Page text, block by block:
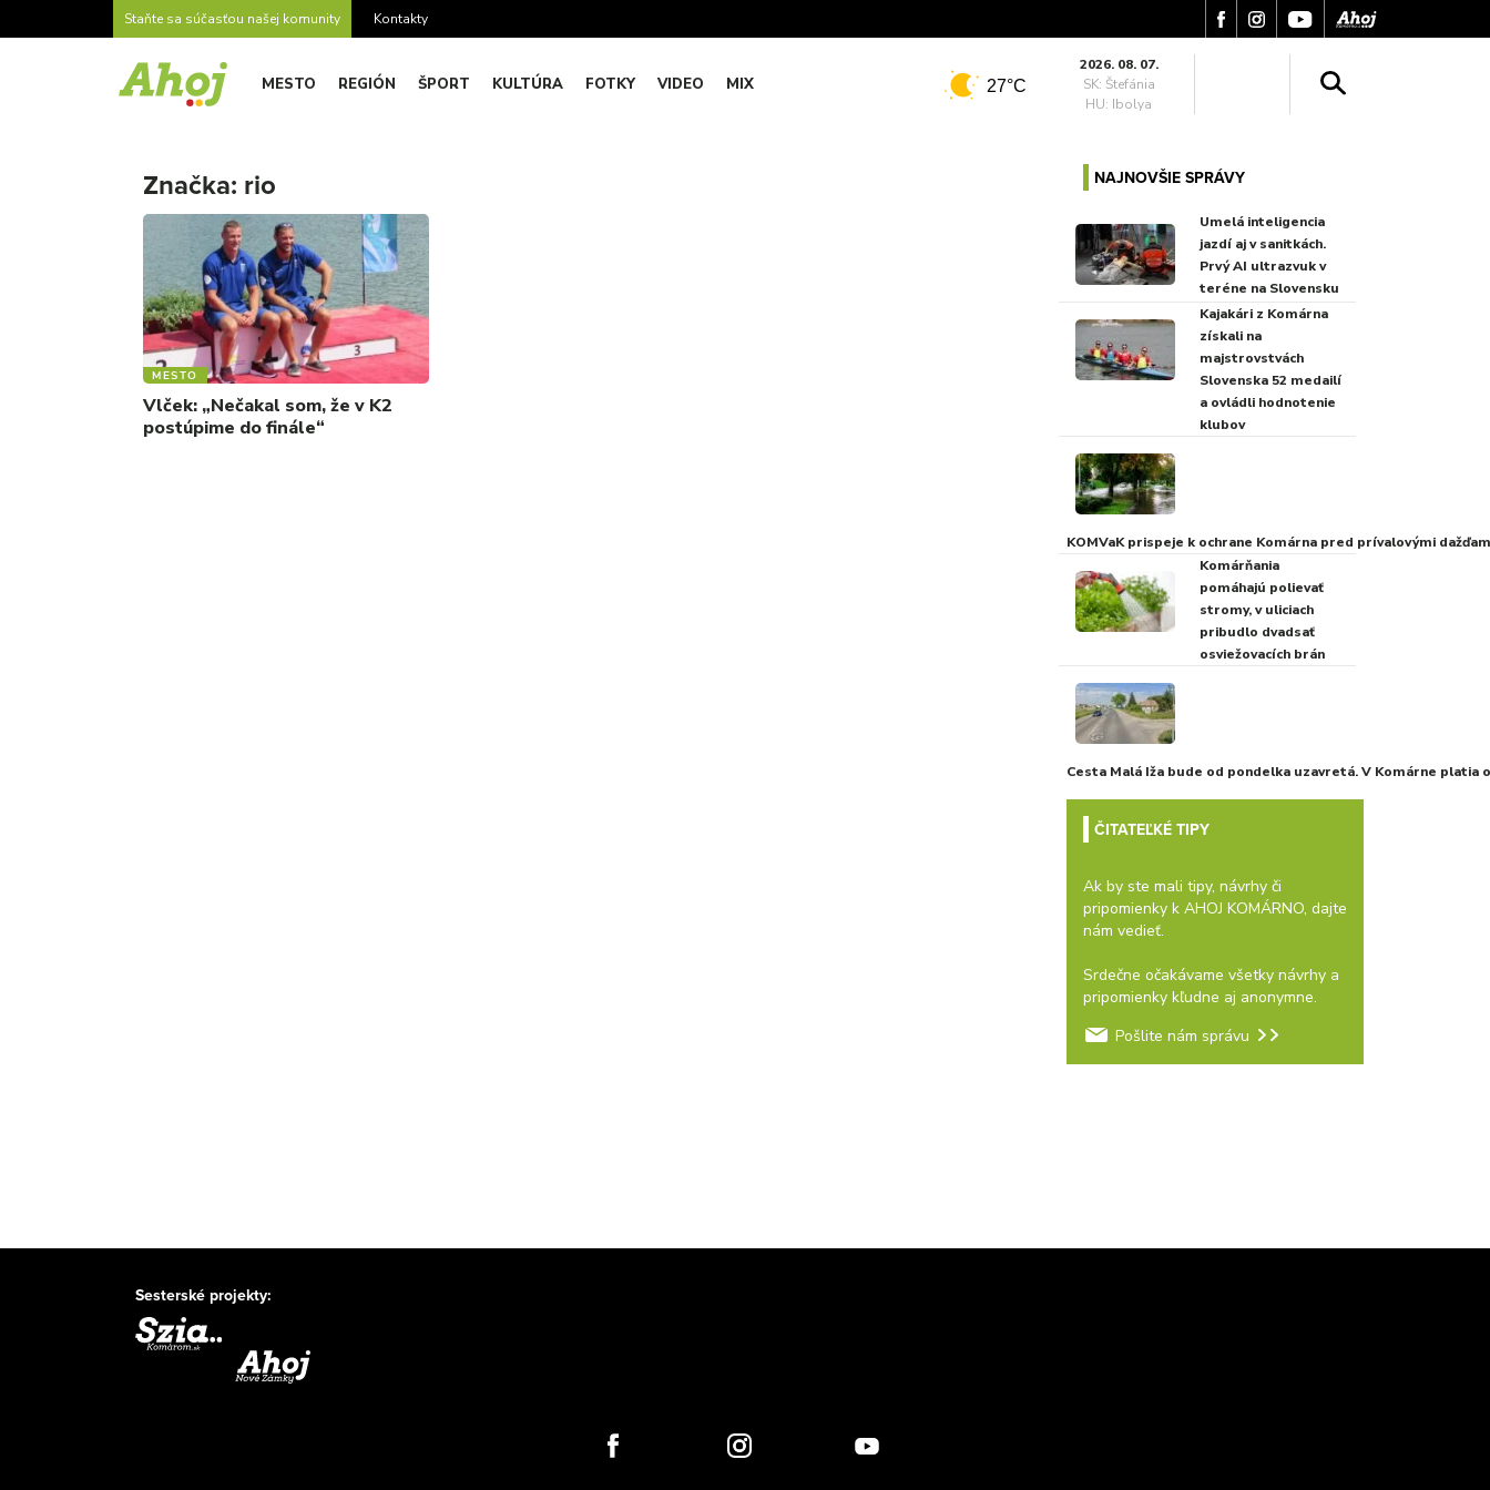
Staňte sa súčasťou našej komunity Kontakty
MESTO REGIÓN ŠPORT KULTÚRA FOTKY VIDEO MIX 27°C
2026. 08. 07.
SK: Štefánia
HU: Ibolya
Značka: rio
MESTO
Vlček: „Nečakal som, že v K2
postúpime do finále“
NAJNOVŠIE SPRÁVY
Umelá inteligencia
jazdí aj v sanitkách.
Prvý AI ultrazvuk v
teréne na Slovensku
Kajakári z Komárna
získali na
majstrovstvách
Slovenska 52 medailí
a ovládli hodnotenie
klubov
KOMVaK prispeje k ochrane Komárna pred prívalovými
Komárňania
pomáhajú polievať
stromy, v uliciach
pribudlo dvadsať
osviežovacích brán
Cesta Malá Iža bude od pondelka uzavretá. V Komárne platia
ČITATEĽKÉ TIPY
Ak by ste mali tipy, návrhy či
pripomienky k AHOJ KOMÁRNO, dajte
nám vedieť.
Srdečne očakávame všetky návrhy a
pripomienky kľudne aj anonymne.
Pošlite nám správu
Sesterské projekty: